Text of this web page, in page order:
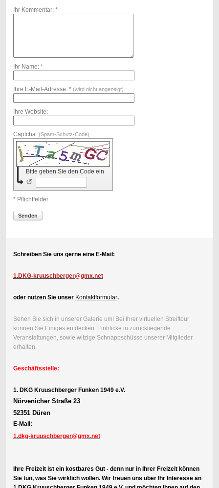
Ihr Kommentar: *
Ihr Name: *
Ihre E-Mail-Adresse: * (wird nicht angezeigt)
Ihre Website:
Captcha: (Spam-Schutz-Code)
Bitte geben Sie den Code ein
↺
* Pflichtfelder
Senden
Schreiben Sie uns gerne eine E-Mail:
1.DKG-kruuschberger@gmx.net
oder nutzen Sie unser Kontaktformular.
Sehen Sie sich in unserer Galerie um! Bei Ihrer virtuellen Streiftour
können Sie Einiges entdecken. Einblicke in zurückliegende
Veranstaltungen, sowie witzige Schnappschüsse unserer Mitglieder
erhalten.
Geschäftsstelle:
1. DKG Kruuschberger Funken 1949 e.V.
Nörvenicher Straße 23
52351 Düren
E-Mail:
1.dkg-kruuschberger@gmx.net
Ihre Freizeit ist ein kostbares Gut - denn nur in Ihrer Freizeit können
Sie tun, was Sie wirklich wollen. Wir freuen uns über Ihr Interesse an